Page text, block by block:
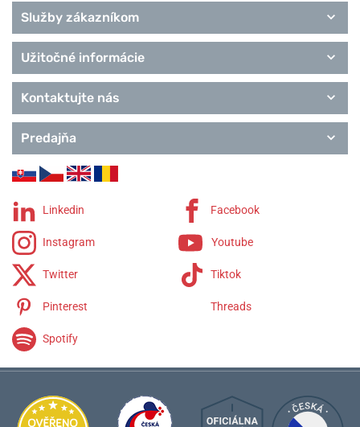
Služby zákazníkom
Užitočné informácie
Kontaktujte nás
Predajňa
Linkedin Facebook
Instagram Youtube
Twitter Tiktok
Pinterest Threads
Spotify